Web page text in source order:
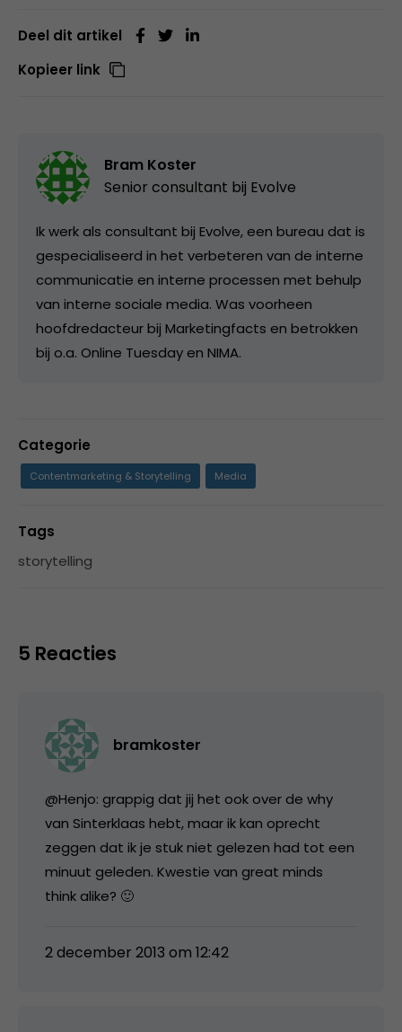
Deel dit artikel
Kopieer link
Bram Koster
Senior consultant bij Evolve
Ik werk als consultant bij Evolve, een bureau dat is
gespecialiseerd in het verbeteren van de interne
communicatie en interne processen met behulp
van interne sociale media. Was voorheen
hoofdredacteur bij Marketingfacts en betrokken
bij o.a. Online Tuesday en NIMA.
Categorie
Contentmarketing & Storytelling Media
Tags
storytelling
5 Reacties
bramkoster
@Henjo: grappig dat jij het ook over de why
van Sinterklaas hebt, maar ik kan oprecht
zeggen dat ik je stuk niet gelezen had tot een
minuut geleden. Kwestie van great minds
think alike? 🙂
2 december 2013 om 12:42